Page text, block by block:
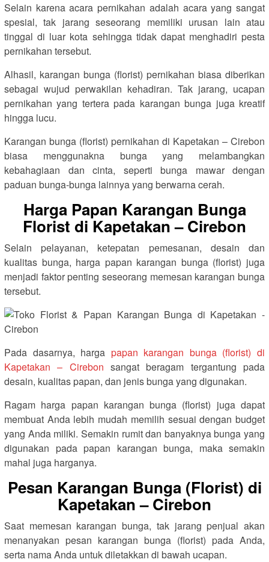
Selain karena acara pernikahan adalah acara yang sangat
spesial, tak jarang seseorang memiliki urusan lain atau
tinggal di luar kota sehingga tidak dapat menghadiri pesta
pernikahan tersebut.
Alhasil, karangan bunga (florist) pernikahan biasa diberikan
sebagai wujud perwakilan kehadiran. Tak jarang, ucapan
pernikahan yang tertera pada karangan bunga juga kreatif
hingga lucu.
Karangan bunga (florist) pernikahan di Kapetakan – Cirebon
biasa menggunakna bunga yang melambangkan
kebahagiaan dan cinta, seperti bunga mawar dengan
paduan bunga-bunga lainnya yang berwarna cerah.
Harga Papan Karangan Bunga
Florist di Kapetakan – Cirebon
Selain pelayanan, ketepatan pemesanan, desain dan
kualitas bunga, harga papan karangan bunga (florist) juga
menjadi faktor penting seseorang memesan karangan bunga
tersebut.
Pada dasarnya, harga papan karangan bunga (florist) di
Kapetakan – Cirebon sangat beragam tergantung pada
desain, kualitas papan, dan jenis bunga yang digunakan.
Ragam harga papan karangan bunga (florist) juga dapat
membuat Anda lebih mudah memilih sesuai dengan budget
yang Anda miliki. Semakin rumit dan banyaknya bunga yang
digunakan pada papan karangan bunga, maka semakin
mahal juga harganya.
Pesan Karangan Bunga (Florist) di
Kapetakan – Cirebon
Saat memesan karangan bunga, tak jarang penjual akan
menanyakan pesan karangan bunga (florist) pada Anda,
serta nama Anda untuk diletakkan di bawah ucapan.